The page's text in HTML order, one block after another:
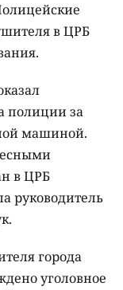
в ЦРБ
полиции за
машиной.
в ЦРБ
руководитель
города
уголовное